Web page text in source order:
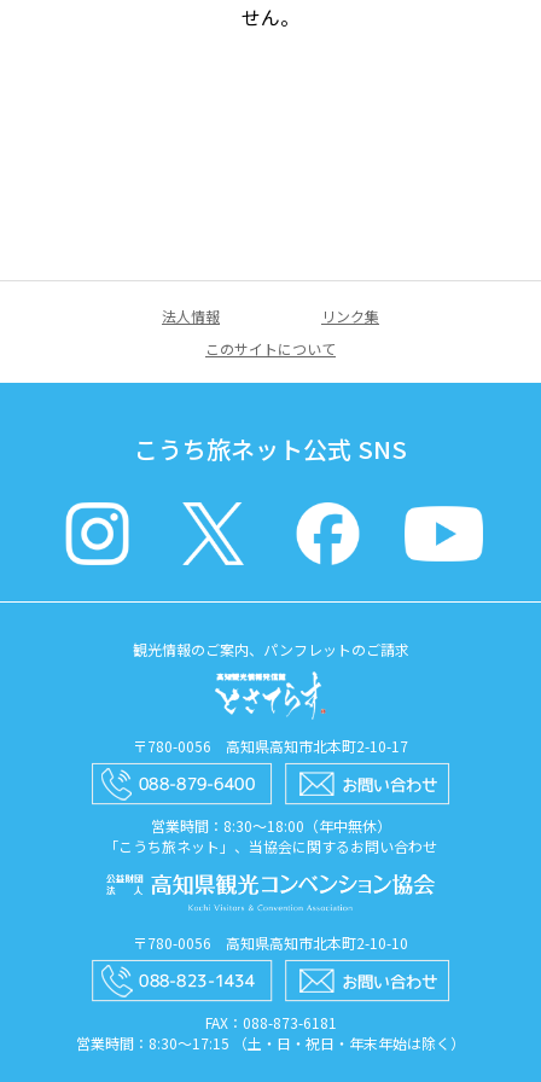
せん。
法人情報
リンク集
このサイトについて
こうち旅ネット公式 SNS
観光情報のご案内、パンフレットのご請求
〒780-0056 高知県高知市北本町2-10-17
営業時間：8:30〜18:00（年中無休）
「こうち旅ネット」、当協会に関するお問い合わせ
〒780-0056 高知県高知市北本町2-10-10
FAX：088​-873​-6181
営業時間：8:30〜17:15 （土・日・祝日・年末年始は除く）